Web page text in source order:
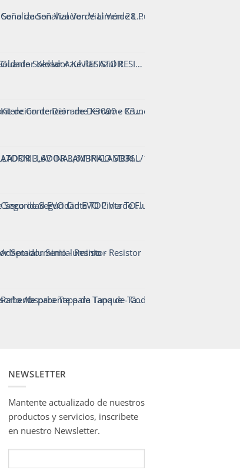
Cono de Señalizacion Vial Verde Limón 28 Pulgadas
Guante Soldador Kevlar Azul RESISTOR
Kit de Contención de Derrame K3000 - CrunchOil
ATORNILLADOR 3,6V INALAMBRICO SD36L/1
Casco de Seguridad EVO Cinta TOP Verde Fluor - Steelpro
Adaptador Semialuminio - Resistor
Paño Absorbente para Tapa de Tanque - Codigo911
NEWSLETTER
Mantente actualizado de nuestros
productos y servicios, inscribete
en nuestro Newsletter.